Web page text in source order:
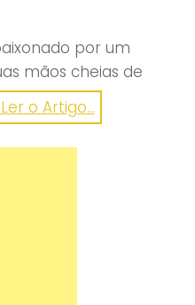
por um
mãos cheias de
lhe o coração e
que se destacam
ver?
o Artigo…